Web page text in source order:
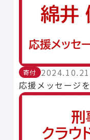
寄付
2024.10.21
応援メッセージ